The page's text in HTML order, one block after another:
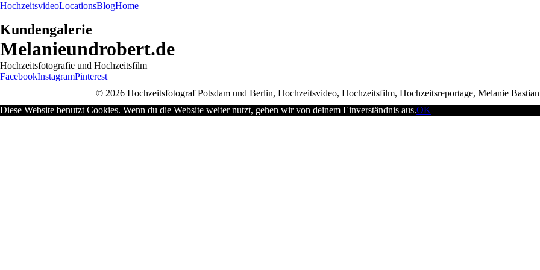
HochzeitsvideoLocationsBlogHome
Kundengalerie
Melanieundrobert.de
Hochzeitsfotografie und Hochzeitsfilm
FacebookInstagramPinterest
© 2026 Hochzeitsfotograf Potsdam und Berlin, Hochzeitsvideo, Hochzeitsfilm, Hochzeitsreportage, Melanie Bastian
Diese Website benutzt Cookies. Wenn du die Website weiter nutzt, gehen wir von deinem Einverständnis aus.OK